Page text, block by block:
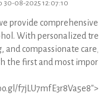
30-08-2025 12:07:10
provide comprehensive
With personalized
and compassionate care,
the first and most